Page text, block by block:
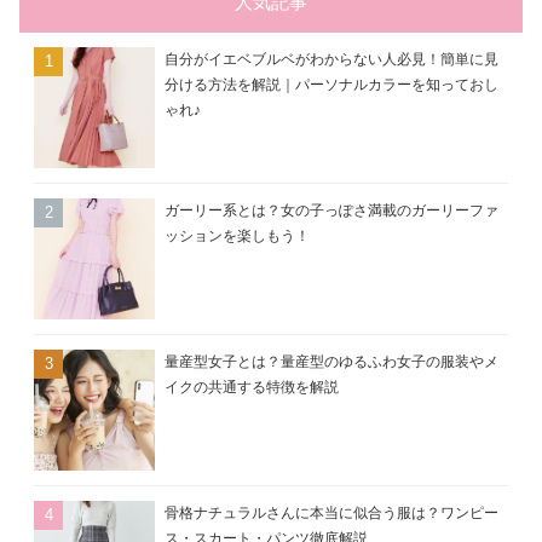
自分がイエベブルベがわからない人必見！簡単に見
分ける方法を解説｜パーソナルカラーを知っておし
ゃれ♪
ガーリー系とは？女の子っぽさ満載のガーリーファ
ッションを楽しもう！
量産型女子とは？量産型のゆるふわ女子の服装やメ
イクの共通する特徴を解説
骨格ナチュラルさんに本当に似合う服は？ワンピー